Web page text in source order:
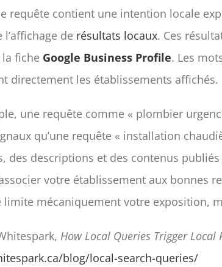
requête contient une intention locale
l’affichage de résultats locaux. Ces
fiche Google Business Profile. Les
directement les établissements affichés.
une requête comme « plombier
qu’une requête « installation
des descriptions et des contenus
votre établissement aux bonnes
limite mécaniquement votre exposition,
How Local Queries Trigger Local
blog/local-search-queries/